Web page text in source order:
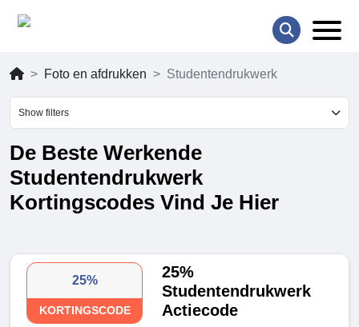
Foto en afdrukken Studentendrukwerk
Show filters
De Beste Werkende
Studentendrukwerk
Kortingscodes Vind Je Hier
25%
KORTINGSCODE
25%
Studentendrukwerk
Actiecode